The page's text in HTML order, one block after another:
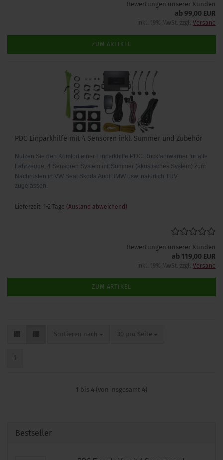
Bewertungen unserer Kunden
ab 99,00 EUR
inkl. 19% MwSt. zzgl. Versand
ZUM ARTIKEL
PDC Einparkhilfe mit 4 Sensoren inkl. Summer und Zubehör
Nutzen Sie den Komfort einer Einparkhilfe PDC Rückfahrwarner für alle
Fahrzeuge, 4 Sensoren System mit Summer (akustisches System) zum
Nachrüsten in VW Seat Skoda Audi BMW usw. natürlich TÜV
zugelassen.
Lieferzeit: 1-2 Tage (Ausland abweichend)
Bewertungen unserer Kunden
ab 119,00 EUR
inkl. 19% MwSt. zzgl. Versand
ZUM ARTIKEL
Sortieren nach
Sortieren nach 30 pro Seite
pro Seite
1
1 bis 4 (von insgesamt 4)
Bestseller